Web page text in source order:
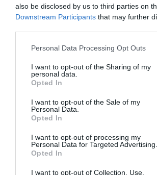
also be disclosed by us to third parties on
Downstream Participants that may further
Please note that this website/app uses one
not limited to your visit or usage behaviour.
grant or deny consent to Google and its
use your data for below specified purposes
consent section.
Personal Data Processing Opt Outs
I want to opt-out of the Sharing of my
personal data.
Opted In
I want to opt-out of the Sale of my
Personal Data.
Opted In
I want to opt-out of processing my
Personal Data for Targeted Advertising.
Opted In
I want to opt-out of Collection, Use,
07:45 | 08 Αυγούστου 2026 Πλανήτης